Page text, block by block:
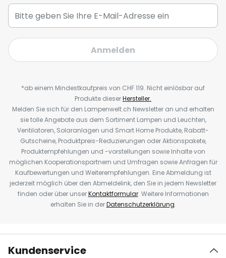
Anmelden
*ab einem Mindestkaufpreis von CHF 119. Nicht einlösbar auf
Produkte dieserHersteller.
Melden Sie sich für den Lampenwelt.ch Newsletter an und erhalten
sie tolle Angebote aus dem Sortiment Lampen und Leuchten,
Ventilatoren, Solaranlagen und Smart Home Produkte, Rabatt-
Gutscheine, Produktpreis-Reduzierungen oder Aktionspakete,
Produktempfehlungen und -vorstellungen sowie Inhalte von
möglichen Kooperationspartnern und Umfragen sowie Anfragen für
Kaufbewertungen und Weiterempfehlungen. Eine Abmeldung ist
jederzeit möglich über den Abmeldelink, den Sie in jedem Newsletter
finden oder über unserKontaktformular. Weitere Informationen
erhalten Sie in derDatenschutzerklärung.
Kundenservice